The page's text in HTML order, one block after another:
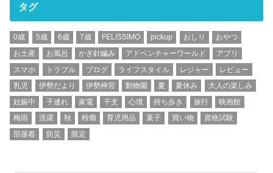
タグ
0歳 5歳 6歳 7歳 FELISSIMO pickup おしり
おやつ
お土産
お風呂 かぎ針編み アドベンチャーワールド
アプリ
スマホ
トラブル ブログ ライフスタイル レジャー
レビュー
乳児
伊勢だより 伊勢神宮 動物園 夏 夏休み
大人の楽しみ
妊娠中
子連れ 家電 干支 心境 持ち歩き 旅行
映画館
梅雨
洗濯 秋 粉瘤 育児用品 菓子 買い物
資格試験
部屋着
防災 限定